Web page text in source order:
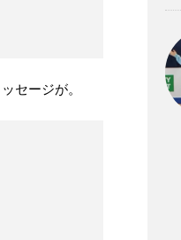
セージが。